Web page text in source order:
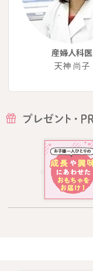
産婦人科医
天神 尚子